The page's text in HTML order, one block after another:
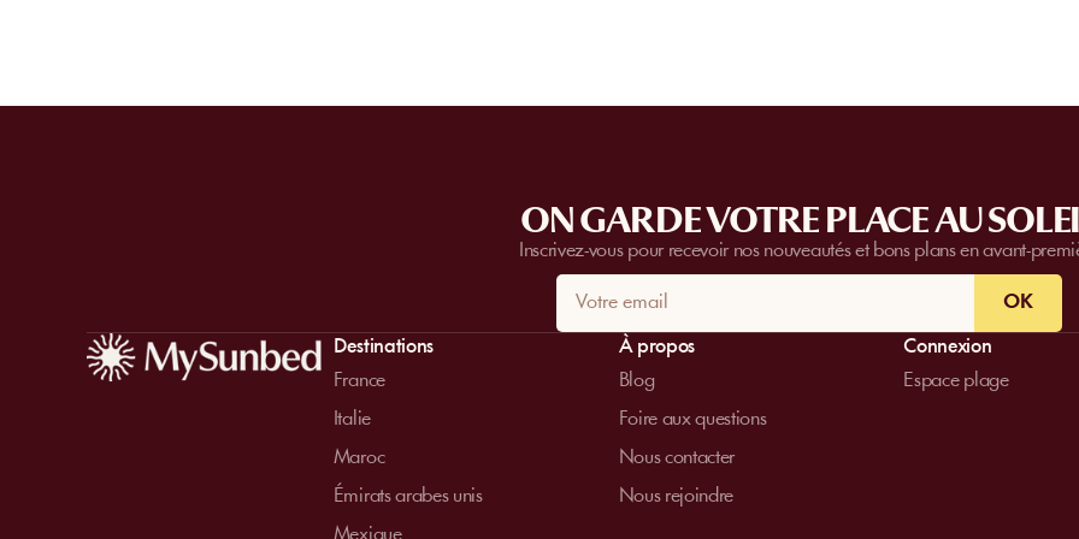
ON GARDE VOTRE PLACE AU
Inscrivez-vous pour recevoir nos nouveautés et bons plans en avant-
OK
Destinations
France
Italie
Maroc
Émirats arabes unis
Mexique
À propos
Blog
Foire aux questions
Nous contacter
Nous rejoindre
Connexion
Espace plage